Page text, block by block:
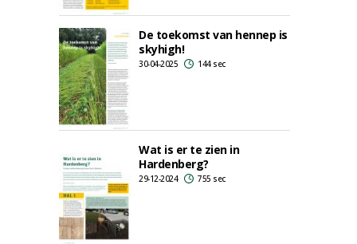
De toekomst van hennep is
skyhigh!
30-04-2025 144 sec
Wat is er te zien in
Hardenberg?
29-12-2024 755 sec